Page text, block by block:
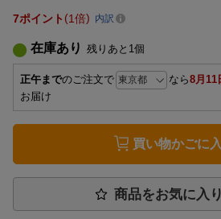
7ポイント 1倍 内訳
在庫あり 残りあと 1個
正午までのご注文で なら8月11
お届け
買い物かごに
商品をお気に入